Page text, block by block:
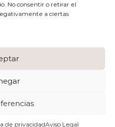
No consentir o retirar el
a ciertas
de privacidadAviso Legal